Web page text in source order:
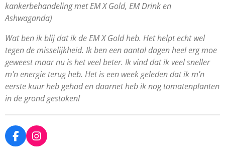
kankerbehandeling met EM X Gold, EM Drink en
Ashwaganda)
Wat ben ik blij dat ik de EM X Gold heb. Het helpt echt wel
tegen de misselijkheid. Ik ben een aantal dagen heel erg moe
geweest maar nu is het veel beter. Ik vind dat ik veel sneller
m'n energie terug heb. Het is een week geleden dat ik m'n
eerste kuur heb gehad en daarnet heb ik nog tomatenplanten
in de grond gestoken!
F
a
I
n